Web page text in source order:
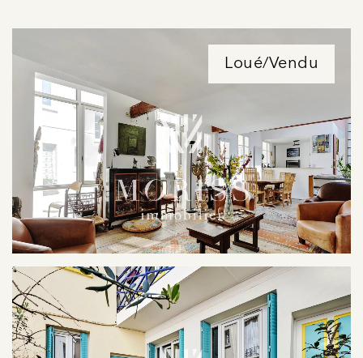
Loué/Vendu